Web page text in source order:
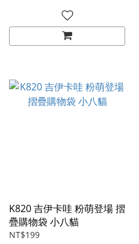
K820 吉伊卡哇 粉萌登場 摺
疊購物袋 小八貓
NT$199